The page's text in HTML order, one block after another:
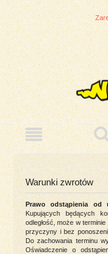
Warunki zwrotów
Prawo odstąpienia od
Kupujących będących
odległość, może w
przyczyny i bez
Do zachowania terminu
Oświadczenie o